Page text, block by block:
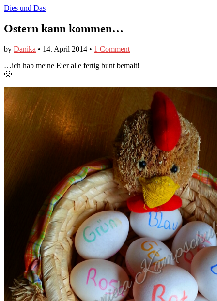
Dies und Das
Ostern kann kommen…
by Danika • 14. April 2014 • 1 Comment
…ich hab meine Eier alle fertig bunt bemalt!
🙂